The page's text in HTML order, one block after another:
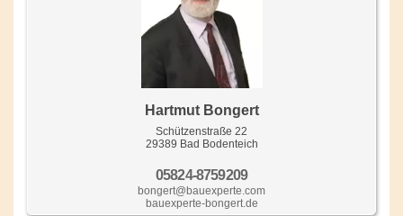
Hartmut Bongert
Schützenstraße 22
29389 Bad Bodenteich
05824-8759209
bongert@bauexperte.com
bauexperte-bongert.de